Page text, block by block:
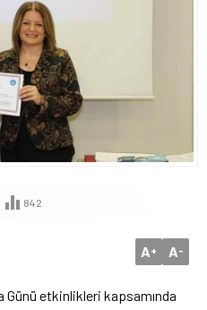
842
A+ A-
Günü etkinlikleri kapsamında